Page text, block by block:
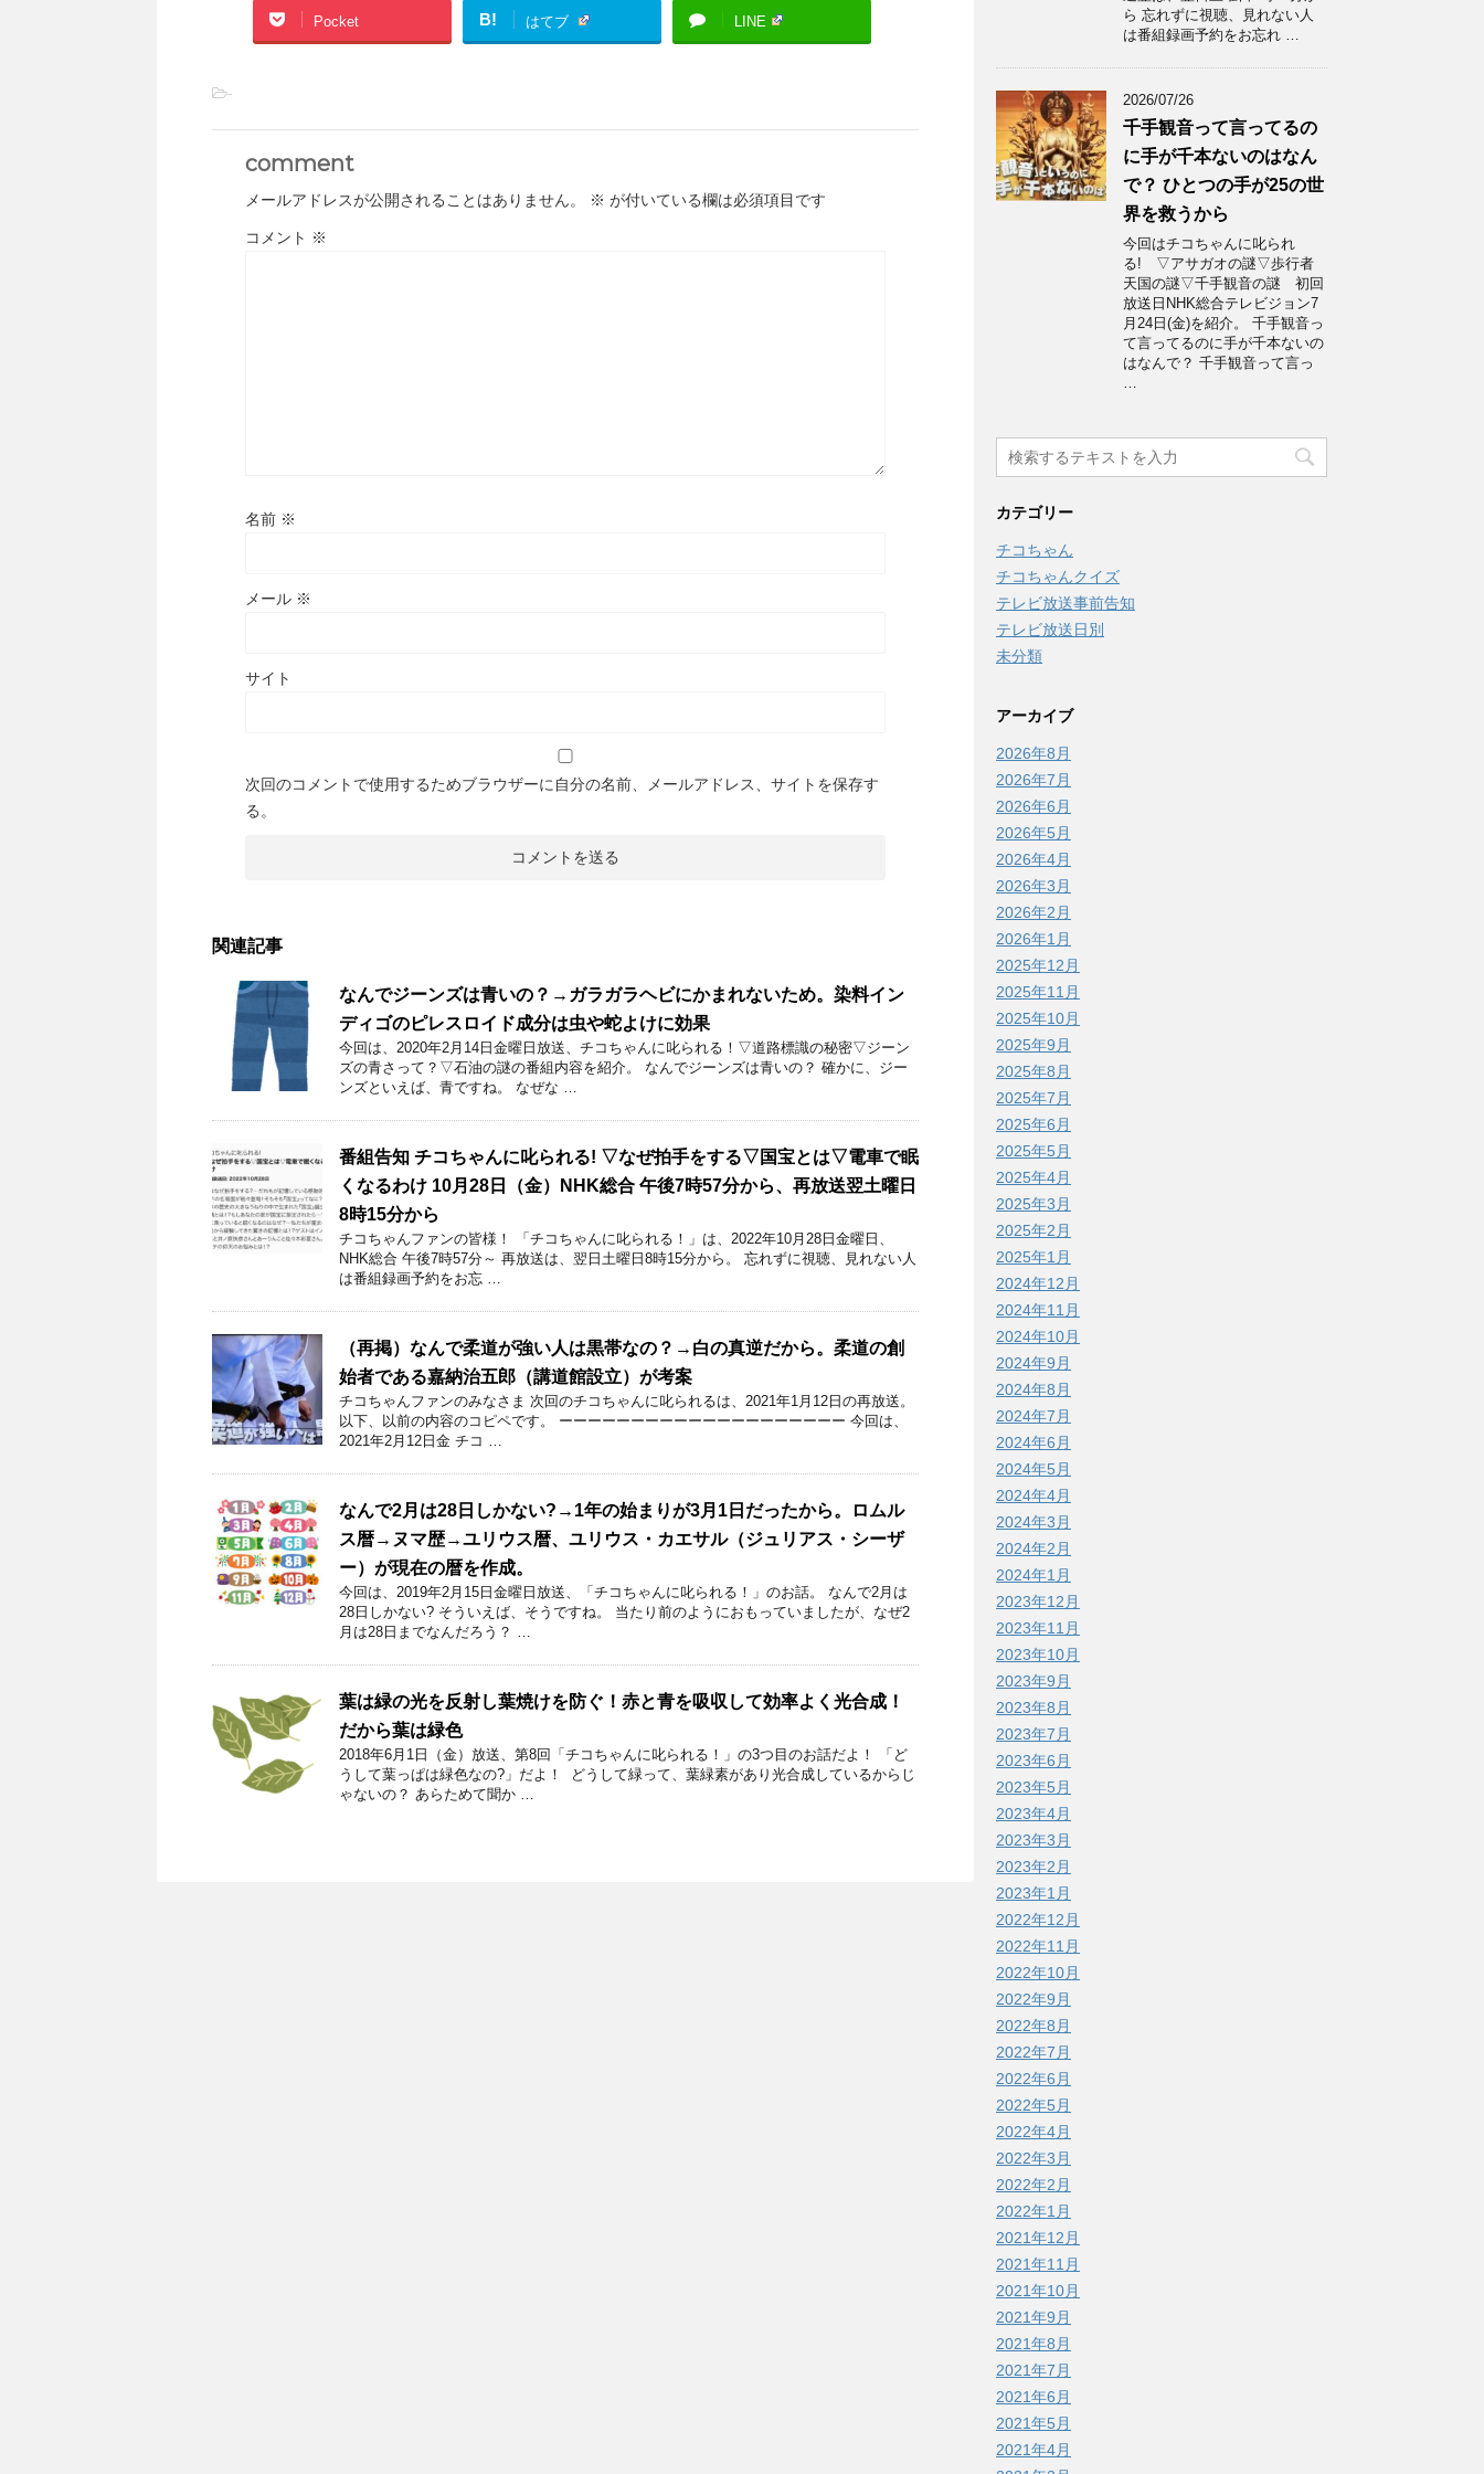
Pocket B! はてブ LINE
-
comment
メールアドレスが公開されることはありません。 ※ が付いている欄は必須項目です
コメント ※
名前 ※
メール ※
サイト
次回のコメントで使用するためブラウザーに自分の名前、メールアドレス、サイトを保存す
る。
関連記事
なんでジーンズは青いの？→ガラガラヘビにかまれないため。染料イン
ディゴのピレスロイド成分は虫や蛇よけに効果
今回は、2020年2月14日金曜日放送、チコちゃんに叱られる！▽道路標識の秘密▽ジーン
ズの青さって？▽石油の謎の番組内容を紹介。 なんでジーンズは青いの？ 確かに、ジー
ンズといえば、青ですね。 なぜな …
番組告知 チコちゃんに叱られる! ▽なぜ拍手をする▽国宝とは▽電車で眠
くなるわけ 10月28日（金）NHK総合 午後7時57分から、再放送翌土曜日
8時15分から
チコちゃんファンの皆様！ 「チコちゃんに叱られる！」​は、2022年10月28日金曜日、
NHK総合 午後7時57分～ 再放送は、翌日土曜日8時15分から。 忘れずに視聴、見れない人
は番組録画予約をお忘 …
（再掲）なんで柔道が強い人は黒帯なの？→白の真逆だから。柔道の創
始者である嘉納治五郎（講道館設立）が考案
チコちゃんファンのみなさま 次回のチコちゃんに叱られるは、2021年1月12日の再放送。
以下、以前の内容のコピペです。 ーーーーーーーーーーーーーーーーーーーー 今回は、
2021年2月12日金 チコ …
なんで2月は28日しかない?→1年の始まりが3月1日だったから。ロムル
ス暦→ヌマ歴→ユリウス暦、ユリウス・カエサル（ジュリアス・シーザ
ー）が現在の暦を作成。
今回は、2019年2月15日金曜日放送、「チコちゃんに叱られる！」のお話。 なんで2月は
28日しかない? そういえば、そうですね。 当たり前のようにおもっていましたが、なぜ2
月は28日までなんだろう？ …
葉は緑の光を反射し葉焼けを防ぐ！赤と青を吸収して効率よく光合成！
だから葉は緑色
2018年6月1日（金）放送、第8回「チコちゃんに叱られる！」の3つ目のお話だよ！ 「ど
うして葉っぱは緑色なの?」だよ！ ​ どうして緑って、葉緑素があり光合成しているからじ
ゃないの？ あらためて聞か …
ら 忘れずに視聴、見れない人
は番組録画予約をお忘れ …
2026/07/26
千手観音って言ってるの
に手が千本ないのはなん
で？ ひとつの手が25の世
界を救うから
今回はチコちゃんに叱られ
る! ▽アサガオの謎▽歩行者
天国の謎▽千手観音の謎 初回
放送日NHK総合テレビジョン7
月24日(金)を紹介。 千手観音っ
て言ってるのに手が千本ないの
はなんで？ 千手観音って言っ
…
カテゴリー
チコちゃん
チコちゃんクイズ
テレビ放送事前告知
テレビ放送日別
未分類
アーカイブ
2026年8月
2026年7月
2026年6月
2026年5月
2026年4月
2026年3月
2026年2月
2026年1月
2025年12月
2025年11月
2025年10月
2025年9月
2025年8月
2025年7月
2025年6月
2025年5月
2025年4月
2025年3月
2025年2月
2025年1月
2024年12月
2024年11月
2024年10月
2024年9月
2024年8月
2024年7月
2024年6月
2024年5月
2024年4月
2024年3月
2024年2月
2024年1月
2023年12月
2023年11月
2023年10月
2023年9月
2023年8月
2023年7月
2023年6月
2023年5月
2023年4月
2023年3月
2023年2月
2023年1月
2022年12月
2022年11月
2022年10月
2022年9月
2022年8月
2022年7月
2022年6月
2022年5月
2022年4月
2022年3月
2022年2月
2022年1月
2021年12月
2021年11月
2021年10月
2021年9月
2021年8月
2021年7月
2021年6月
2021年5月
2021年4月